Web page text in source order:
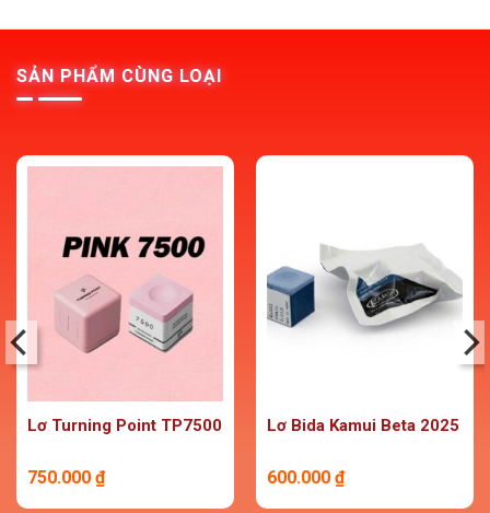
SẢN PHẨM CÙNG LOẠI
Lơ Turning Point TP7500
750.000 ₫
Lơ Bida Kamui Beta 2025
600.000 ₫